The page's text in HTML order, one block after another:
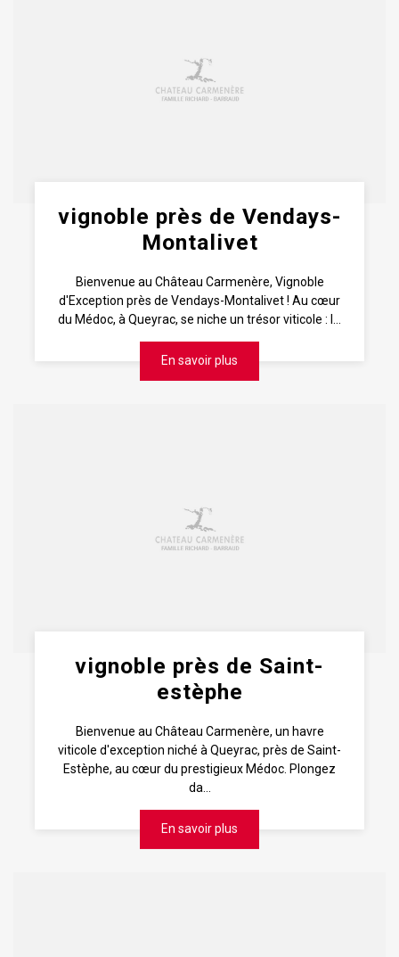
vignoble près de Vendays-
Montalivet
Bienvenue au Château Carmenère, Vignoble
d'Exception près de Vendays-Montalivet ! Au cœur
du Médoc, à Queyrac, se niche un trésor viticole : l...
En savoir plus
vignoble près de Saint-
estèphe
Bienvenue au Château Carmenère, un havre
viticole d'exception niché à Queyrac, près de Saint-
Estèphe, au cœur du prestigieux Médoc. Plongez
da...
En savoir plus